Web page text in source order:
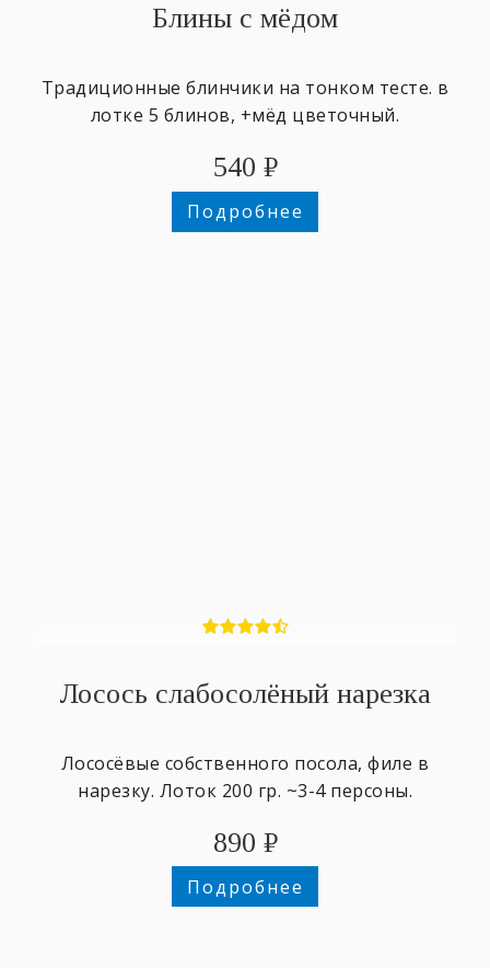
Блины с мёдом
Традиционные блинчики на тонком тесте. в
лотке 5 блинов, +мёд цветочный.
540 ₽
Подробнее
Лосось слабосолёный нарезка
Лососёвые собственного посола, филе в
нарезку. Лоток 200 гр. ~3-4 персоны.
890 ₽
Подробнее